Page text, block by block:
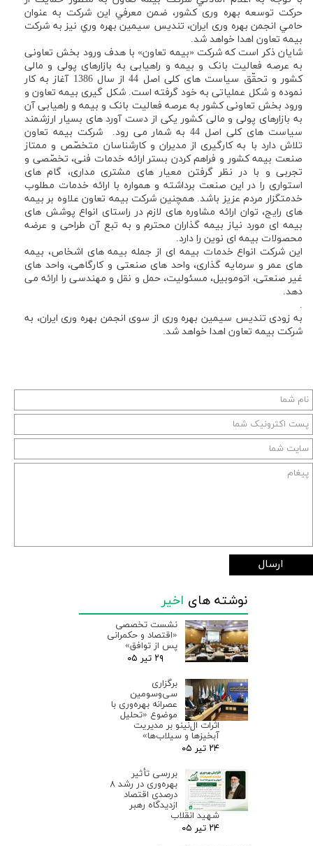
حركت توسعه بهره وری کشور، ضمن معرفي اين شركت به عنوان
حامي انجمن بهره وری ایران، تنديس سیمین بهره وري نيز به شركت
بيمه تعاون اهدا خواهد شد.
شايان ذكر است كه شرکت «بیمه تعاون» با هدف ورود بخش تعاونی
به عرصه فعالیت بانک و بیمه و راهیابی به بازارهای پولی و مالی
کشور و تحقّق سیاست های کلی اصل 44 از سال 1386 آغاز به کار
نموده و شکل عملیاتی به خود گرفته است. شکل گیری بیمه تعاون و
ورود بخش تعاونی كشور به عرصه فعالیت بانک و بیمه و راهیابی آن
به بازارهای پولی و مالی كشور یکی از دست آورد های بسیار ارزشمند
سیاست های كلی اصل 44 به شمار می رود. شرکت بیمه تعاون
تلاش دارد با به کارگیری از مدیران و کارشناسان متخصّص و ممتاز
صنعت بیمه کشور و فراهم کردن بستر ارائه خدمات فنی، تخصّصی و
تجربی و با در نظر گرفتن معیار های مشتری مداری، گام های
استواری را در این صنعت برداشته و همواره با ارائه خدمات مطلوب
خدمتگزار مردم عزیز باشد. همچنین شرکت بیمه تعاون علاوه بر بیمه
های رایج، توان ارائه مشاوره های لازم در راستای انواع پوشش های
بیمه ای مورد نیاز بیمه گذاران محترم و به تبع آن طراحی و عرضه
محصولات بیمه ای نوین را دارد.
این شركت انواع خدمات بیمه ای از جمله بیمه های اشخاص، بیمه
های عمر و سرمایه گذاری، واحد های صنعتی و کارگاهی، واحد های
غیر صنعتی، اتوموبیل، مسئولیت، حمل و نقل و مهندسی را ارائه می
دهد.
.
به زودی تندیس سیمین بهره وری از سوی انجمن بهره وری ایران، به
شرکت بیمه تعاون اهدا خواهد شد.
ارسال
نوشته های اخیر
نشست تخصصی
«اقتصاد و حکمرانی
پس از توافق»
۲۹ تیر ۰۵
برگزاری
سی‌وسومین
عصرانه بهره‌وری با
موضوع «تحلیل
اثرات ال‌نینو بر مدیریت
آبخیزها و سیلاب‌ها»
۲۴ تیر ۰۵
بررسی تأثیر
بهره‌وری در رشد ۸
درصدی اقتصاد
ازدیدگاه رهبر
شهید انقلاب
۲۴ تیر ۰۵